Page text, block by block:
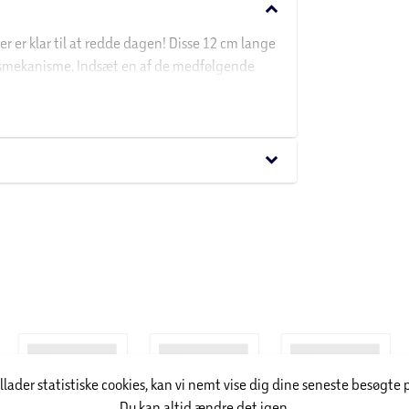
keyboard_arrow_down
er klar til at redde dagen! Disse 12 cm lange
Indsæt en af de medfølgende
keyboard_arrow_down
statistiske cookies, kan vi nemt vise dig dine seneste besøgte